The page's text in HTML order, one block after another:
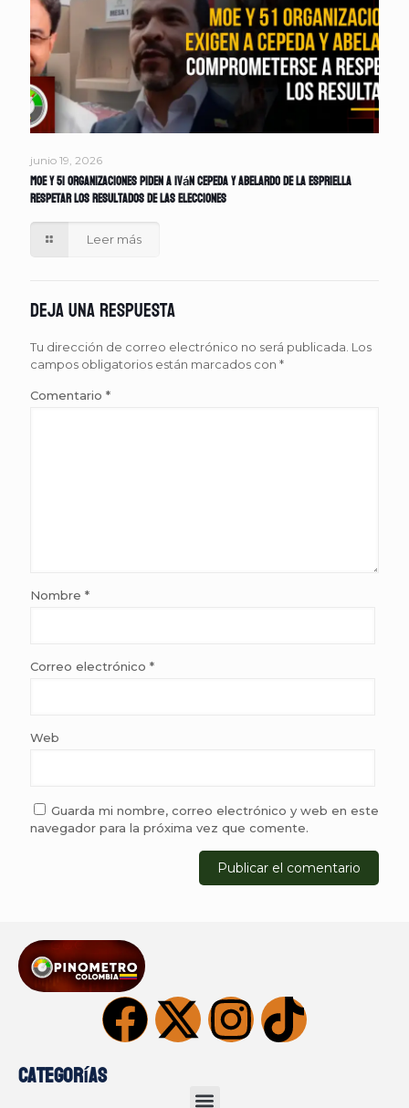
junio 19, 2026
MOE y 51 organizaciones piden a Iván Cepeda y Abelardo de la Espriella
respetar los resultados de las elecciones
Leer más
Deja una respuesta
Tu dirección de correo electrónico no será publicada. Los
campos obligatorios están marcados con *
Comentario *
Nombre *
Correo electrónico *
Web
Guarda mi nombre, correo electrónico y web en este
navegador para la próxima vez que comente.
Categorías